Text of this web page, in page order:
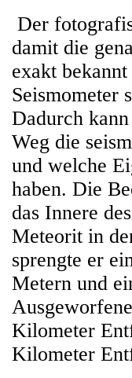
Der
damit die
exakt
Seismometer
Dadurch
Weg die
und welche
haben. Die
das Innere
Meteorit in
sprengte er
Metern und
Kilometer
Kilometer